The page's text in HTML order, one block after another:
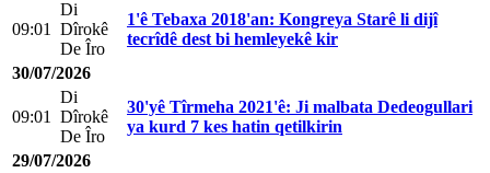
09:01
Di
Dîrokê
De Îro
1'ê Tebaxa 2018'an: Kongreya Starê li dijî
tecrîdê dest bi hemleyekê kir
30/07/2026
09:01
Di
Dîrokê
De Îro
30'yê Tîrmeha 2021'ê: Ji malbata Dedeogullari
ya kurd 7 kes hatin qetilkirin
29/07/2026